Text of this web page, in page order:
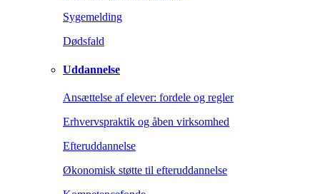
Sygemelding
Dødsfald
Uddannelse
Ansættelse af elever: fordele og regler
Erhvervspraktik og åben virksomhed
Efteruddannelse
Økonomisk støtte til efteruddannelse